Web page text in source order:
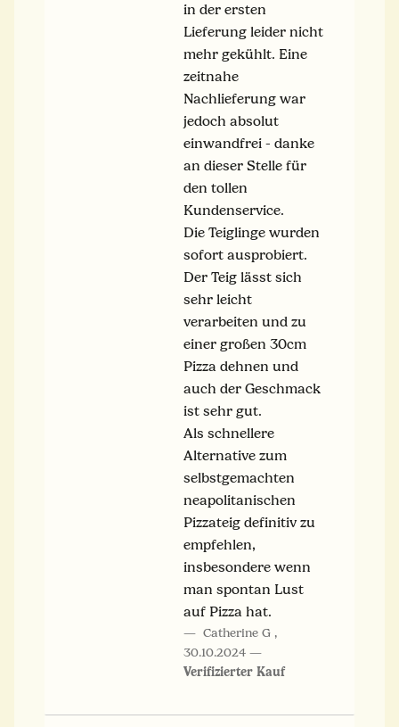
in der ersten
Lieferung leider nicht
mehr gekühlt. Eine
zeitnahe
Nachlieferung war
jedoch absolut
einwandfrei - danke
an dieser Stelle für
den tollen
Kundenservice.
Die Teiglinge wurden
sofort ausprobiert.
Der Teig lässt sich
sehr leicht
verarbeiten und zu
einer großen 30cm
Pizza dehnen und
auch der Geschmack
ist sehr gut.
Als schnellere
Alternative zum
selbstgemachten
neapolitanischen
Pizzateig definitiv zu
empfehlen,
insbesondere wenn
man spontan Lust
auf Pizza hat.
Catherine G ,
30.10.2024
Verifizierter Kauf